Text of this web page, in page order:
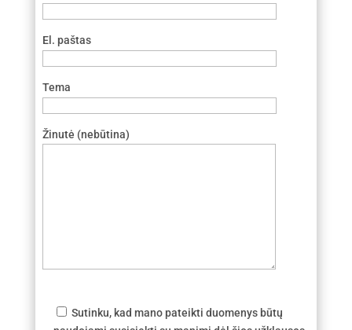
El. paštas
Tema
Žinutė (nebūtina)
Sutinku, kad mano pateikti duomenys būtų